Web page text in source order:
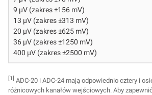
9 µV (zakres ±156 mV)
13 µV (zakres ±313 mV)
20 µV (zakres ±625 mV)
36 µV (zakres ±1250 mV)
400 µV (zakres ±2500 mV)
[1] ADC-20 i ADC-24 mają odpowiednio cztery i
różnicowych kanałów wejściowych. Aby